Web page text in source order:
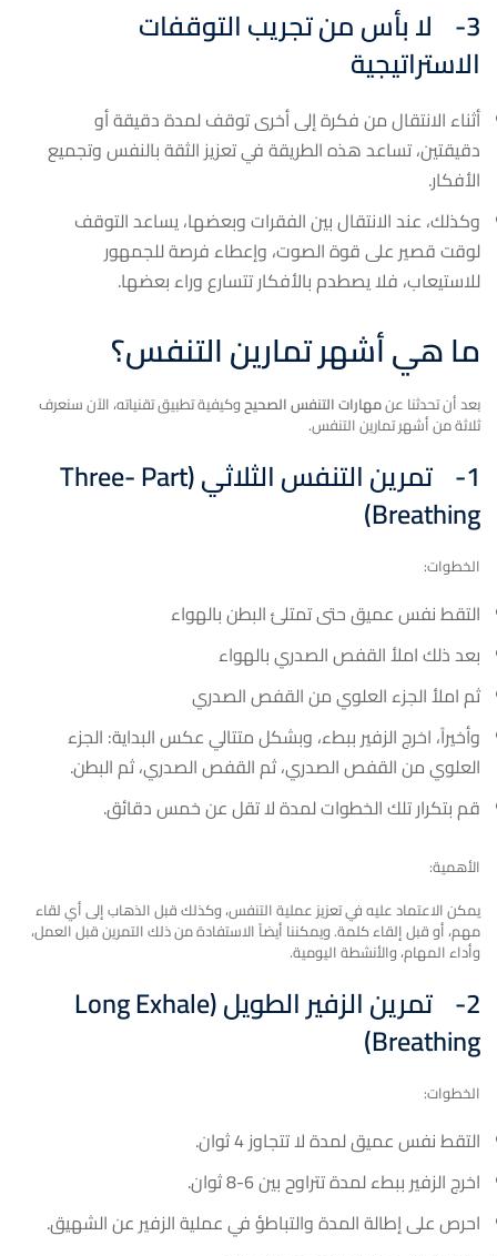
3- لا بأس من تجريب التوقفات
الاستراتيجية
أثناء الانتقال من فكرة إلى أخرى توقف لمدة دقيقة أو
دقيقتين، تساعد هذه الطريقة في تعزيز الثقة بالنفس وتجميع
الأفكار.
وكذلك، عند الانتقال بين الفقرات وبعضها، يساعد التوقف
لوقت قصير على قوة الصوت، وإعطاء فرصة للجمهور
للاستيعاب، فلا يصطدم بالأفكار تتسارع وراء بعضها.
ما هي أشهر تمارين التنفس؟
بعد أن تحدثنا عنمهارات التنفس الصحيحوكيفية تطبيق تقنياته، الآن سنعرف
ثلاثة من أشهر تمارين التنفس.
1- تمرين التنفس الثلاثي (Three- Part
Breathing
)
الخطوات:
التقط نفس عميق حتى تمتلئ البطن بالهواء
بعد ذلك املأ القفص الصدري بالهواء
ثم املأ الجزء العلوي من القفص الصدري
وأخيراً، اخرج الزفير ببطء، وبشكل متتالي عكس البداية: الجزء
العلوي من القفص الصدري، ثم القفص الصدري، ثم البطن.
قم بتكرار تلك الخطوات لمدة لا تقل عن خمس دقائق.
الأهمية:
يمكن الاعتماد عليه في تعزيز عملية التنفس، وكذلك قبل الذهاب إلى أي لقاء
مهم، أو قبل إلقاء كلمة. ويمكننا أيضاً الاستفادة من ذلك التمرين قبل العمل،
وأداء المهام، والأنشطة اليومية.
2- تمرين الزفير الطويل (Long Exhale
Breathing
)
الخطوات:
التقط نفس عميق لمدة لا تتجاوز 4 ثوان.
اخرج الزفير ببطء لمدة تتراوح بين 6-8 ثوان.
احرص على إطالة المدة والتباطؤ في عملية الزفير عن الشهيق.